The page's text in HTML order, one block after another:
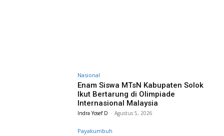
Nasional
Enam Siswa MTsN Kabupaten Solok
Ikut Bertarung di Olimpiade
Internasional Malaysia
Indra Yosef D - Agustus 5, 2026
Payakumbuh